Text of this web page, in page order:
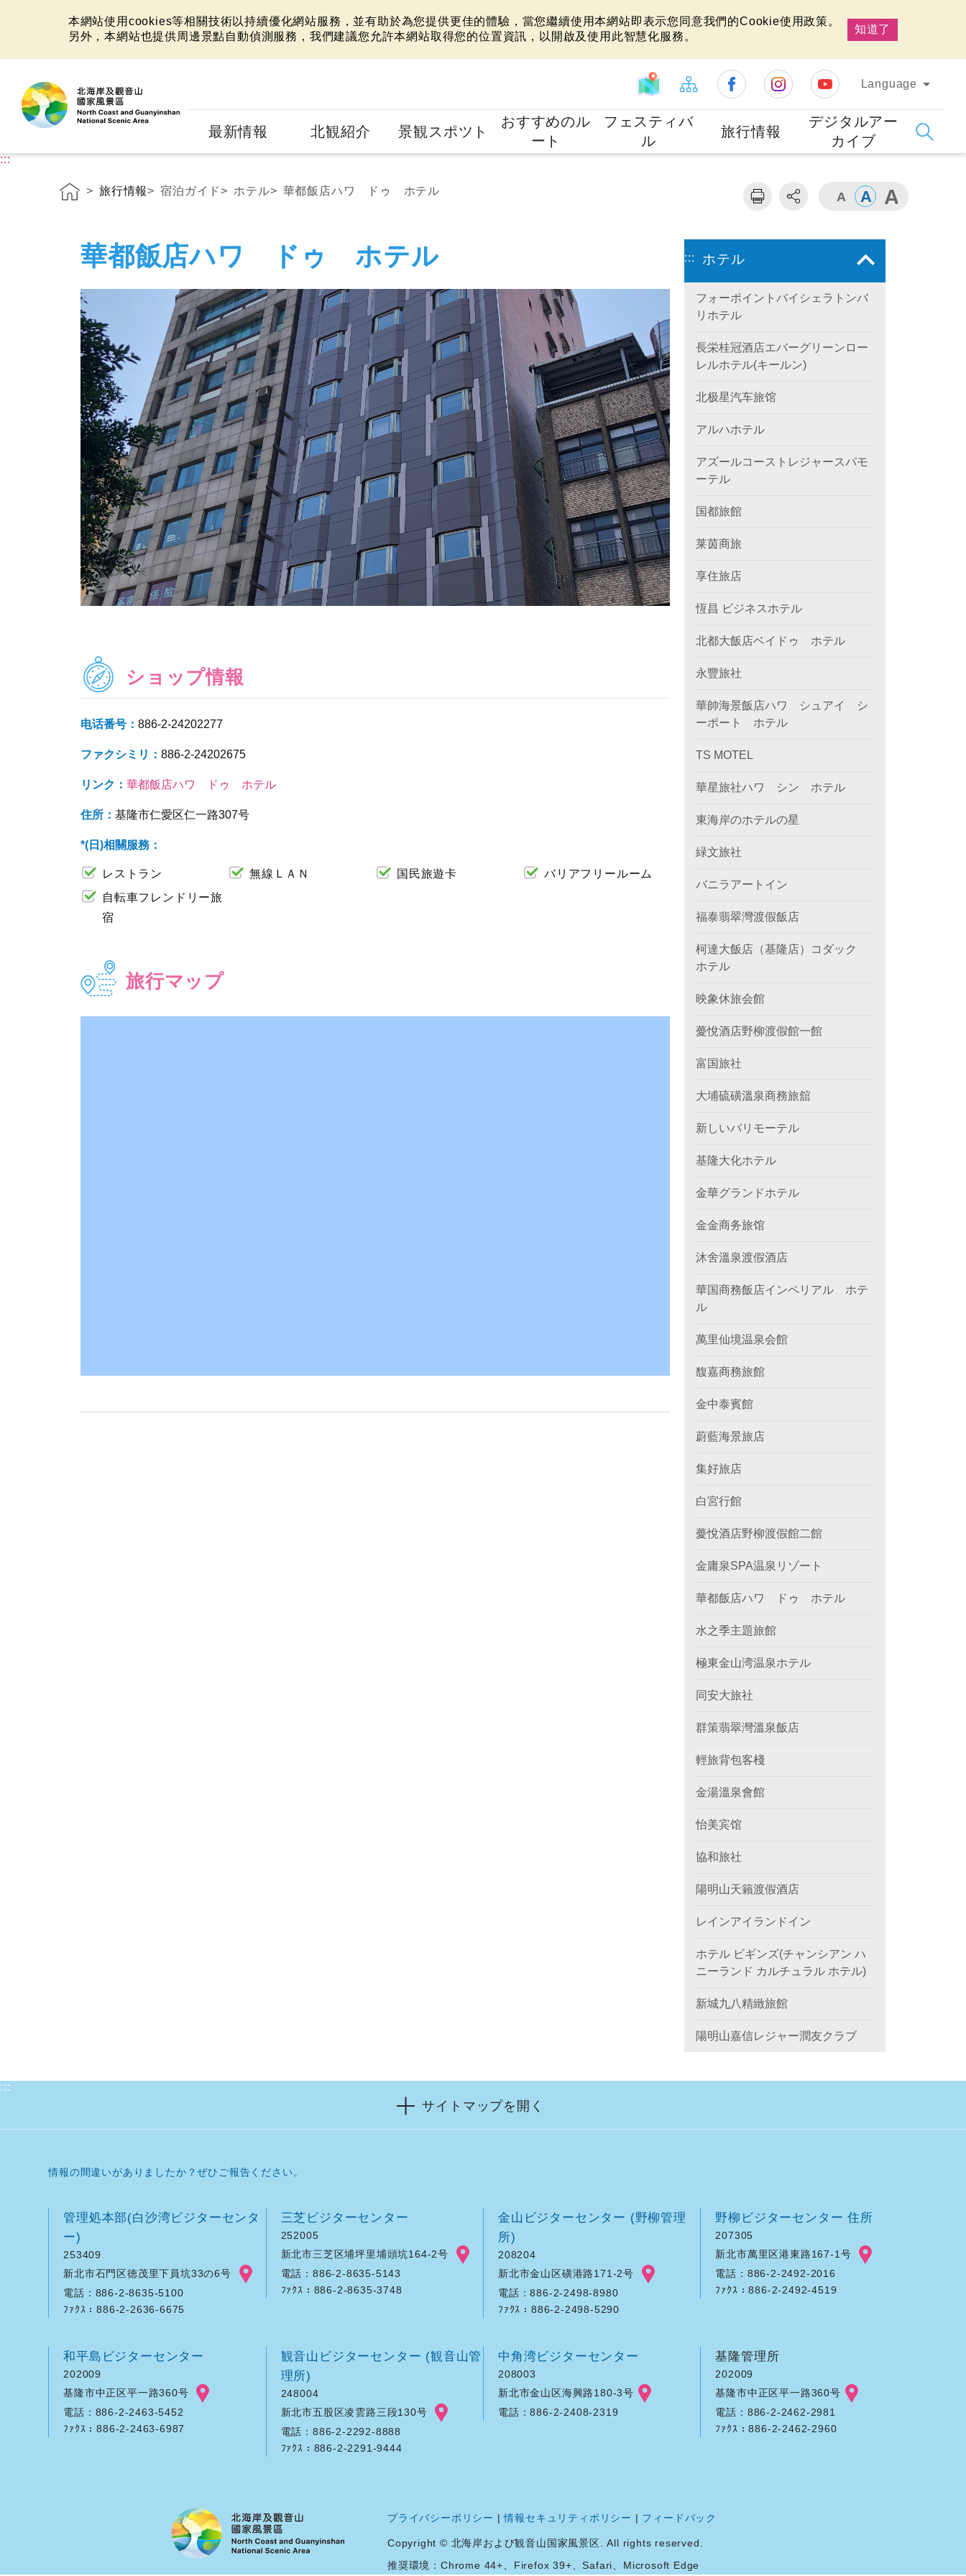
本網站使用cookies等相關技術以持續優化網站服務，並有助於為您提供更佳的體驗，當您繼續使用本網站即表示您同意我們的Cookie使用政策。
另外，本網站也提供周邊景點自動偵測服務，我們建議您允許本網站取得您的位置資訊，以開啟及使用此智慧化服務。
知道了
Language
最新情報 北観紹介 景観スポツト
おすすめのル
ート
フェスティバ
ル
旅行情報
デジタルアー
カイブ
:::
旅行情報 宿泊ガイド ホテル 華都飯店ハワ ドゥ ホテル
華都飯店ハワ ドゥ ホテル
ショップ情報
电话番号： 886-2-24202277
ファクシミリ： 886-2-24202675
リンク： 華都飯店ハワ ドゥ ホテル
住所： 基隆市仁愛区仁一路307号
*(日)相關服務：
レストラン 無線ＬＡＮ 国民旅遊卡
バリアフリールーム
自転車フレンドリー旅
宿
旅行マップ
::: ホテル
フォーポイントバイシェラトンバ
リホテル
長栄桂冠酒店エバーグリーンロー
レルホテル(キールン)
北极星汽车旅馆
アルハホテル
アズールコーストレジャースパモ
ーテル
国都旅館
莱茵商旅
享住旅店
恆昌 ビジネスホテル
北都大飯店ベイドゥ ホテル
永豐旅社
華帥海景飯店ハワ シュアイ シ
ーポート ホテル
TS MOTEL
華星旅社ハワ シン ホテル
東海岸のホテルの星
緑文旅社
バニラアートイン
福泰翡翠灣渡假飯店
柯達大飯店（基隆店）コダック
ホテル
映象休旅会館
薆悅酒店野柳渡假館一館
富国旅社
大埔硫磺溫泉商務旅舘
新しいバリモーテル
基隆大化ホテル
金華グランドホテル
金金商务旅馆
沐舍溫泉渡假酒店
華国商務飯店インペリアル ホテ
ル
萬里仙境温泉会館
馥嘉商務旅館
金中泰賓館
蔚藍海景旅店
集好旅店
白宮行館
薆悅酒店野柳渡假館二館
金庸泉SPA温泉リゾート
華都飯店ハワ ドゥ ホテル
水之季主題旅館
極東金山湾温泉ホテル
同安大旅社
群策翡翠灣溫泉飯店
輕旅背包客棧
金湯溫泉會館
怡美宾馆
協和旅社
陽明山天籟渡假酒店
レインアイランドイン
ホテル ビギンズ(チャンシアン ハ
ニーランド カルチュラル ホテル)
新城九八精緻旅館
陽明山嘉信レジャー潤友クラブ
:::
サイトマップを開く
情報の間違いがありましたか？ぜひご報告ください。
管理処本部(白沙湾ビジターセンタ
ー)
253409
新北市石門区徳茂里下員坑33の6号
電話：886-2-8635-5100
ﾌｧｸｽ：886-2-2636-6675
三芝ビジターセンター
252005
新北市三芝区埔坪里埔頭坑164-2号
電話：886-2-8635-5143
ﾌｧｸｽ：886-2-8635-3748
金山ビジターセンター (野柳管理
所)
208204
新北市金山区磺港路171-2号
電話：886-2-2498-8980
ﾌｧｸｽ：886-2-2498-5290
野柳ビジターセンター 住所
207305
新北市萬里区港東路167-1号
電話：886-2-2492-2016
ﾌｧｸｽ：886-2-2492-4519
和平島ビジターセンター
202009
基隆市中正区平一路360号
電話：886-2-2463-5452
ﾌｧｸｽ：886-2-2463-6987
観音山ビジターセンター (観音山管
理所)
248004
新北市五股区凌雲路三段130号
電話：886-2-2292-8888
ﾌｧｸｽ：886-2-2291-9444
中角湾ビジターセンター
208003
新北市金山区海興路180-3号
電話：886-2-2408-2319
基隆管理所
202009
基隆市中正区平一路360号
電話：886-2-2462-2981
ﾌｧｸｽ：886-2-2462-2960
プライバシーポリシー |情報セキュリティポリシー | フィードバック
Copyright © 北海岸および観音山国家風景区. All rights reserved.
推奨環境：Chrome 44+、Firefox 39+、Safari、Microsoft Edge